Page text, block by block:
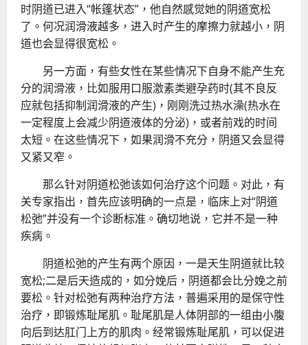
时阴道已进入“帐篷状态”，他自然感觉她的阴道宽松
了。何况润滑液越多，进入时产生的摩擦力就越小，阴
道也会显得很宽松。
另一方面，有些女性在某些情况下自身不能产生充
分的润滑液，比如服用口服激素类避孕药时(其不良反
应就包括抑制润滑液的产生)，刚刚洗过热水澡(热水在
一定程度上会减少阴道液体的分泌)，或者前戏的时间
太短。在这些情况下，如果润滑不充分，阴道又会显得
又紧又窄。
那么针对阴道松弛该如何治疗这个问题。对此，有
关专家指出，首先应该明确的一点是，临床上对“阴道
松弛”并没有一个诊断标准。确切地说，它并不是一种
疾病。
阴道松弛的产生有两个原因，一是天生阴道就比较
宽松;二是后天造成的，如分娩后，阴道都会比分娩之前
要松。针对松弛有两种治疗方法，普遍采用的是保守性
治疗，即锻炼耻尾肌。耻尾肌是人体阴部的一组由小腹
向后到达肛门上方的肌肉。经常锻炼耻尾肌，可以促进